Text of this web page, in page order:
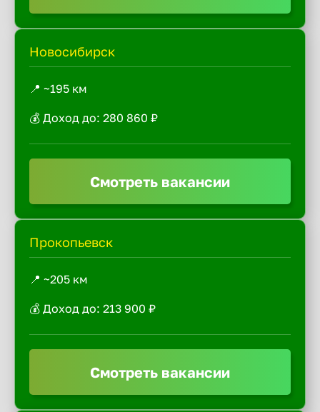
Новосибирск
📍 ~195 км
💰 Доход до: 280 860 ₽
Смотреть вакансии
Прокопьевск
📍 ~205 км
💰 Доход до: 213 900 ₽
Смотреть вакансии